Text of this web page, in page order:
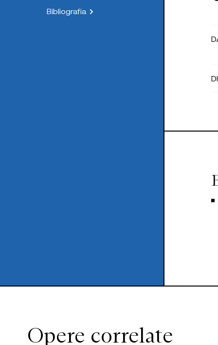
Bibliografia
Opere correlate